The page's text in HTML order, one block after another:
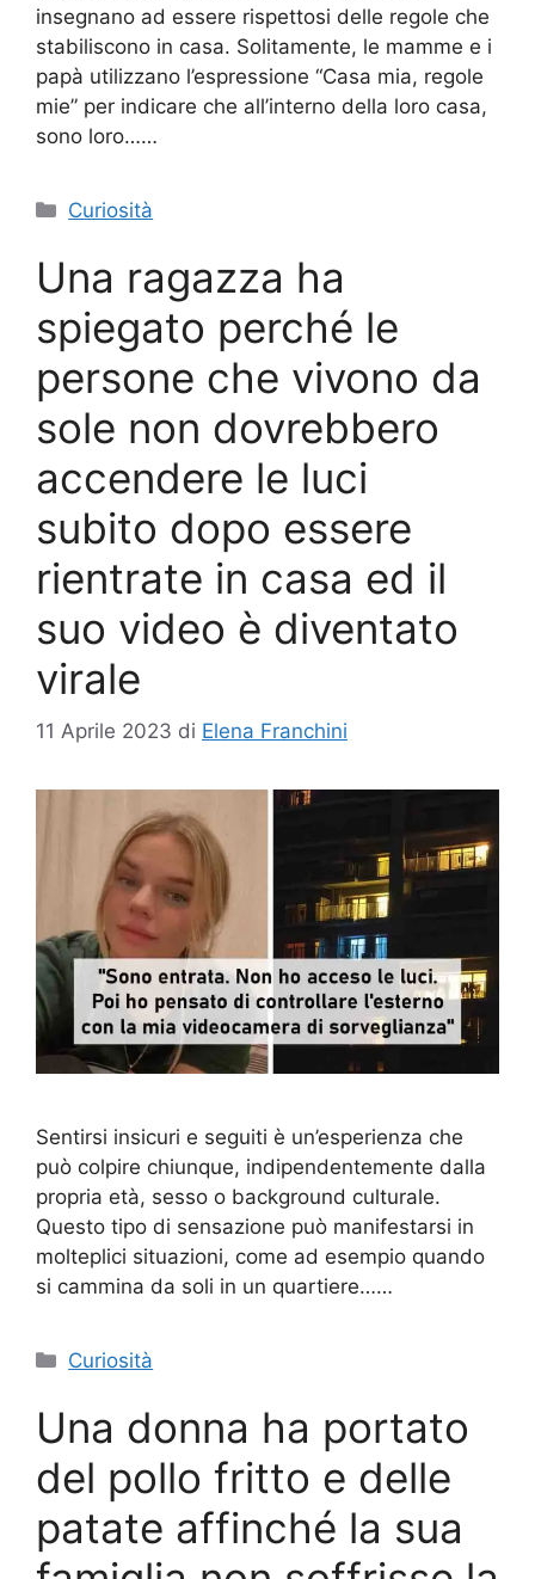
insegnano ad essere rispettosi delle regole che
stabiliscono in casa. Solitamente, le mamme e i
papà utilizzano l’espressione “Casa mia, regole
mie” per indicare che all’interno della loro casa,
sono loro……
Categorie
Curiosità
Una ragazza ha
spiegato perché le
persone che vivono da
sole non dovrebbero
accendere le luci
subito dopo essere
rientrate in casa ed il
suo video è diventato
virale
11 Aprile 2023 di Elena Franchini
Sentirsi insicuri e seguiti è un’esperienza che
può colpire chiunque, indipendentemente dalla
propria età, sesso o background culturale.
Questo tipo di sensazione può manifestarsi in
molteplici situazioni, come ad esempio quando
si cammina da soli in un quartiere……
Categorie
Curiosità
Una donna ha portato
del pollo fritto e delle
patate affinché la sua